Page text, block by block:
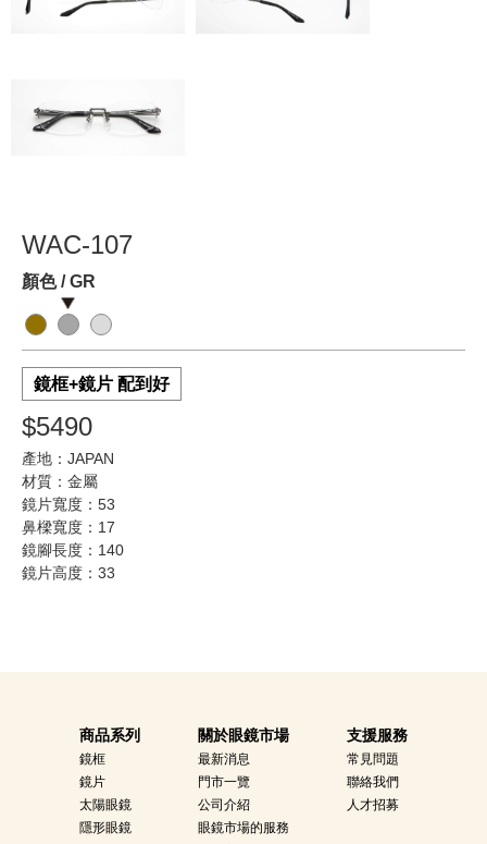
WAC-107
顏色 / GR
鏡框+鏡片 配到好
$5490
產地：JAPAN
材質：金屬
鏡片寬度：53
鼻樑寬度：17
鏡腳長度：140
鏡片高度：33
商品系列
鏡框
鏡片
太陽眼鏡
隱形眼鏡
關於眼鏡市場
最新消息
門市一覽
公司介紹
眼鏡市場的服務
支援服務
常見問題
聯絡我們
人才招募